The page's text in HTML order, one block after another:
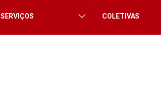
SERVIÇOS COLETIVAS